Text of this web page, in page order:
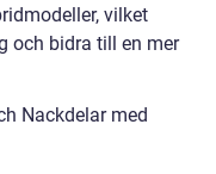
vilket
och bidra till en mer
Nackdelar med